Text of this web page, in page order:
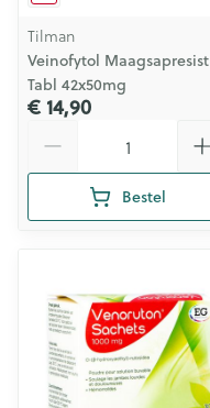
Tilman
Veinofytol Maagsapresist
Tabl 42x50mg
€ 14,90
Bestel